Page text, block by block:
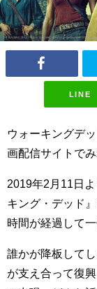
LINE
ウォーキングデ
画配信サイトで
2019年2月11日
キング・デッド
時間が経過して
誰かが降板して
が支え合って復